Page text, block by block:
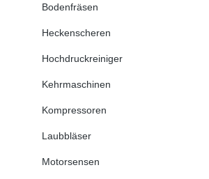
Bodenfräsen
Heckenscheren
Hochdruckreiniger
Kehrmaschinen
Kompressoren
Laubbläser
Motorsensen